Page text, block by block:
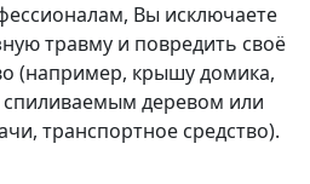
Вы исключаете
травму и повредить своё
(например, крышу домика,
деревом или
транспортное средство).